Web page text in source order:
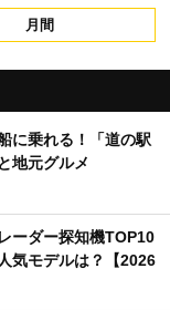
月間
に乗れる！「道の駅
地元グルメ
ーダー探知機TOP10
気モデルは？【2026